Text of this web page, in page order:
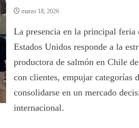
marzo 18, 2026
La presencia en la principal feria
Estados Unidos responde a la
productora de salmón en Chile
con clientes, empujar categorías
consolidarse en un mercado
internacional.